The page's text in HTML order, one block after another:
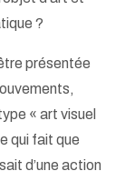
?
présentée
« art visuel
qui fait que
d’une action